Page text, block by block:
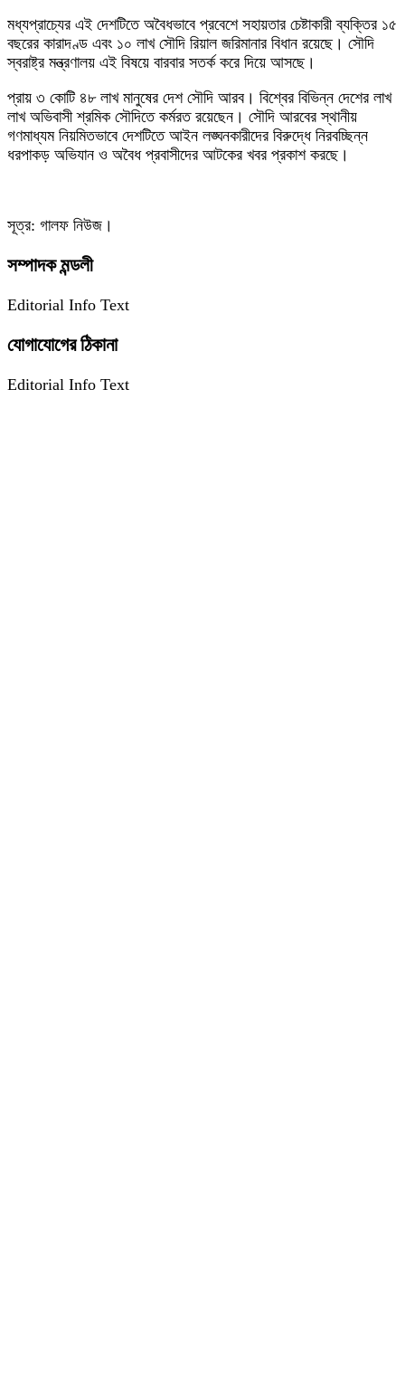
মধ্যপ্রাচ্যের এই দেশটিতে অবৈধভাবে প্রবেশে সহায়তার চেষ্টাকারী ব্যক্তির ১৫
বছরের কারাদণ্ড এবং ১০ লাখ সৌদি রিয়াল জরিমানার বিধান রয়েছে। সৌদি
স্বরাষ্ট্র মন্ত্রণালয় এই বিষয়ে বারবার সতর্ক করে দিয়ে আসছে।
প্রায় ৩ কোটি ৪৮ লাখ মানুষের দেশ সৌদি আরব। বিশ্বের বিভিন্ন দেশের লাখ
লাখ অভিবাসী শ্রমিক সৌদিতে কর্মরত রয়েছেন। সৌদি আরবের স্থানীয়
গণমাধ্যম নিয়মিতভাবে দেশটিতে আইন লঙ্ঘনকারীদের বিরুদ্ধে নিরবচ্ছিন্ন
ধরপাকড় অভিযান ও অবৈধ প্রবাসীদের আটকের খবর প্রকাশ করছে।
সূত্র: গালফ নিউজ।
সম্পাদক মন্ডলী
Editorial Info Text
যোগাযোগের ঠিকানা
Editorial Info Text